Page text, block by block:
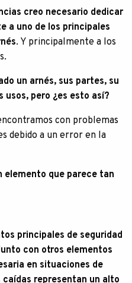
creo necesario dedicar
a uno de los principales
. Y principalmente a los
un arnés, sus partes, su
usos, pero ¿es esto así?
con problemas
debido a un error en la
elemento que parece tan
principales de seguridad
con otros elementos
en situaciones de
representan un alto